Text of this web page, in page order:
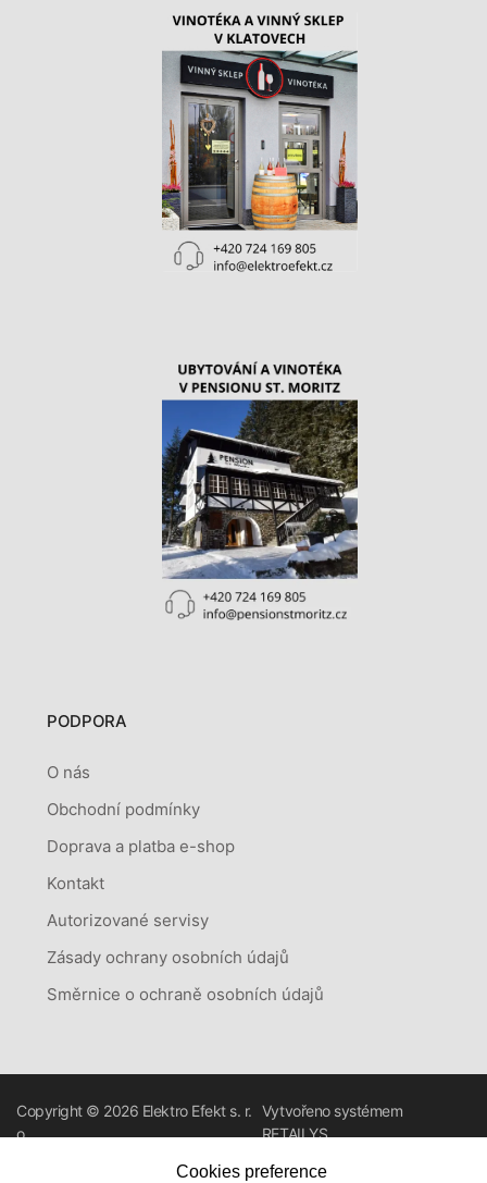
PODPORA
O nás
Obchodní podmínky
Doprava a platba e-shop
Kontakt
Autorizované servisy
Zásady ochrany osobních údajů
Směrnice o ochraně osobních údajů
Copyright © 2026 Elektro Efekt s. r.
o.
Vytvořeno systémem
RETAILYS.
Cookies preference